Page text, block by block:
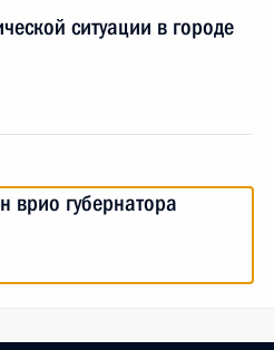
ситуации в городе
врио губернатора